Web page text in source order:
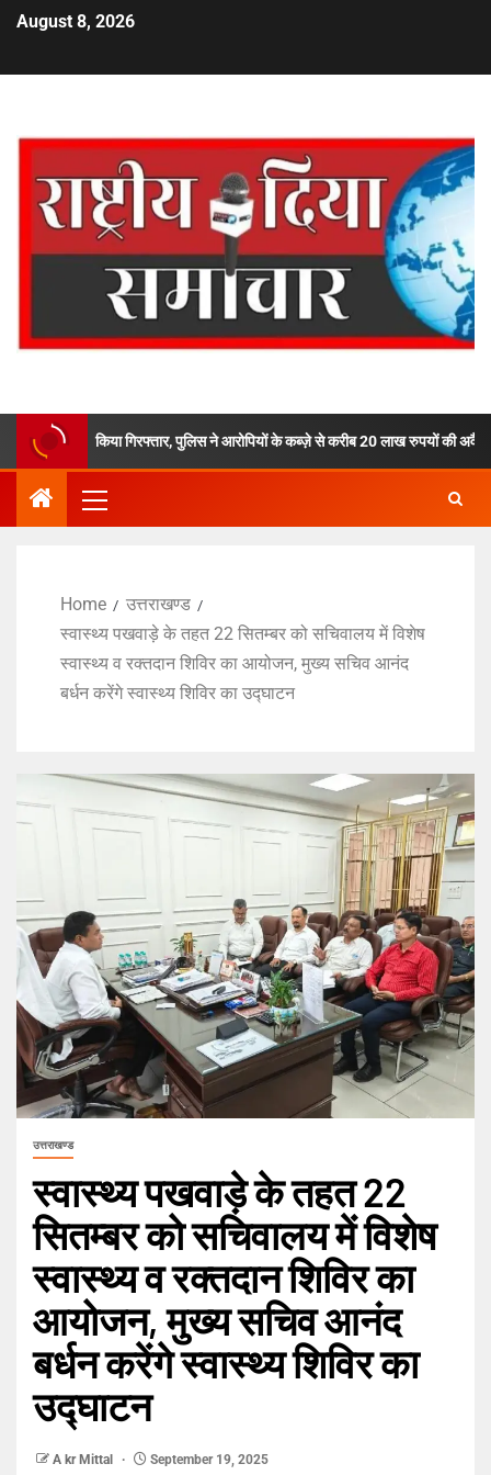
August 8, 2026
गिरफ्तार, पुलिस ने आरोपियों के कब्ज़े से करीब 20 लाख रुपयों की अवैध स्मैक की
Home
उत्तराखण्ड
स्वास्थ्य पखवाड़े के तहत 22 सितम्बर को सचिवालय में विशेष
स्वास्थ्य व रक्तदान शिविर का आयोजन, मुख्य सचिव आनंद
बर्धन करेंगे स्वास्थ्य शिविर का उद्घाटन
उत्तराखण्ड
स्वास्थ्य पखवाड़े के तहत 22
सितम्बर को सचिवालय में विशेष
स्वास्थ्य व रक्तदान शिविर का
आयोजन, मुख्य सचिव आनंद
बर्धन करेंगे स्वास्थ्य शिविर का
उद्घाटन
A kr Mittal September 19, 2025